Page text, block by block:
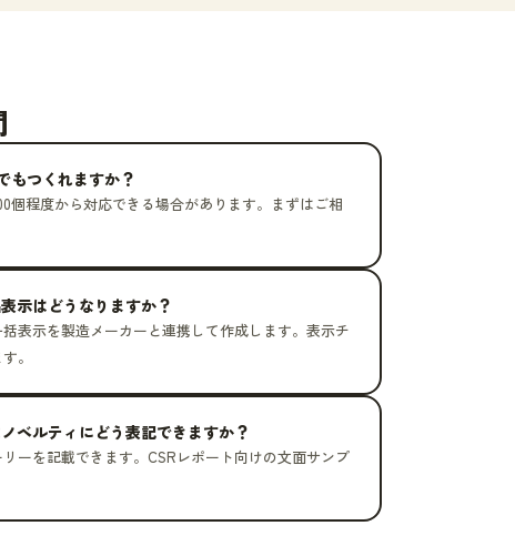
もつくれますか？
個程度から対応できる場合があります。まずはご相
示はどうなりますか？
表示を製造メーカーと連携して作成します。表示チ
。
ベルティにどう表記できますか？
ーを記載できます。CSRレポート向けの文面サンプ